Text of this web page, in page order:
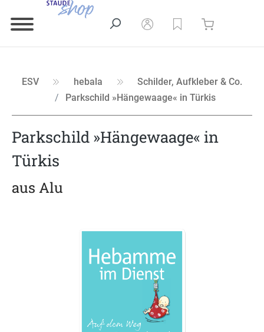
ESV hebala
Schilder, Aufkleber & Co.
Parkschild »Hängewaage« in Türkis
Parkschild »Hängewaage« in
Türkis
aus Alu